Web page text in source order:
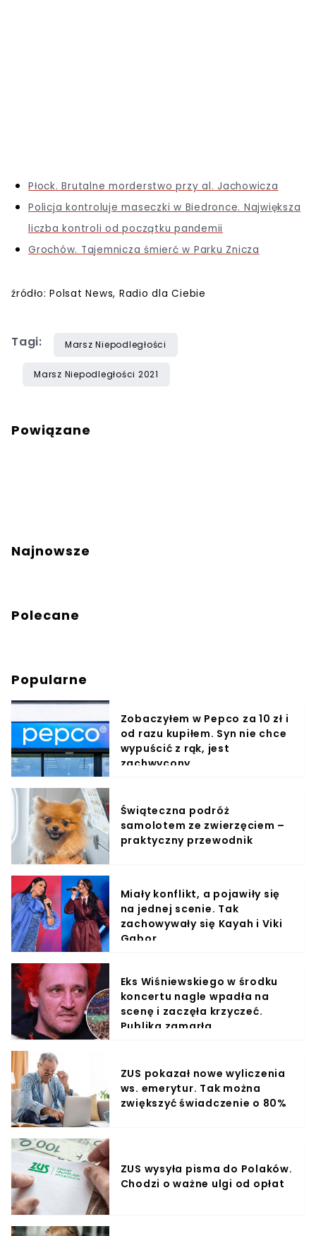
Płock. Brutalne morderstwo przy al. Jachowicza
Policja kontroluje maseczki w Biedronce. Największa
liczba kontroli od początku pandemii
Grochów. Tajemnicza śmierć w Parku Znicza
źródło: Polsat News, Radio dla Ciebie
Tagi: Marsz Niepodległości
Marsz Niepodległości 2021
Powiązane
Najnowsze
Polecane
Popularne
Zobaczyłem w Pepco za 10 zł i
od razu kupiłem. Syn nie chce
wypuścić z rąk, jest
zachwycony
Świąteczna podróż
samolotem ze zwierzęciem –
praktyczny przewodnik
Miały konflikt, a pojawiły się
na jednej scenie. Tak
zachowywały się Kayah i Viki
Gabor
Eks Wiśniewskiego w środku
koncertu nagle wpadła na
scenę i zaczęła krzyczeć.
Publika zamarła
ZUS pokazał nowe wyliczenia
ws. emerytur. Tak można
zwiększyć świadczenie o 80%
ZUS wysyła pisma do Polaków.
Chodzi o ważne ulgi od opłat